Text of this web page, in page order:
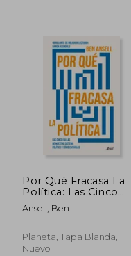
45%
Por Qué Fracasa La
Política: Las Cinco
Fallas de Nuestro
Sistema Político Y
Politics Fails
Ansell, Ben
Planeta, Tapa Blanda,
Nuevo